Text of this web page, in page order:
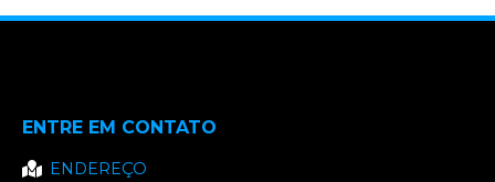
ENTRE EM CONTATO
ENDEREÇO